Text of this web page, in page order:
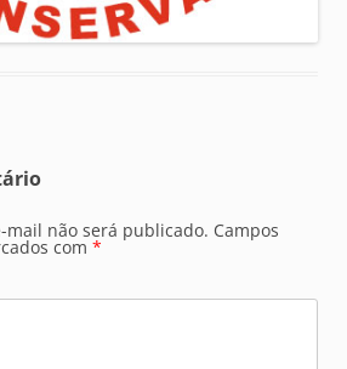
mail não será publicado. Campos
com *